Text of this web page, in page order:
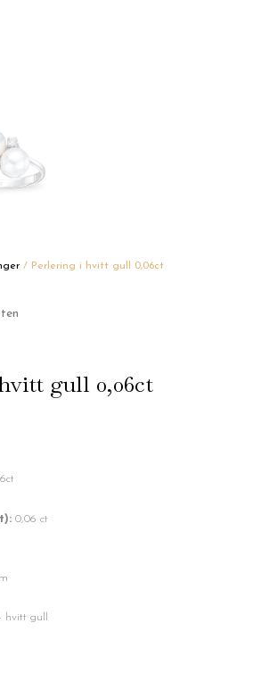
/ Perlering i hvitt gull 0,06ct
gull 0,06ct
0,06 ct
hvitt gull